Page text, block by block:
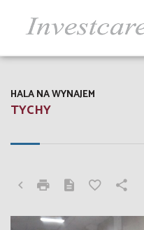
TYCHY
HALA NA WYNAJEM